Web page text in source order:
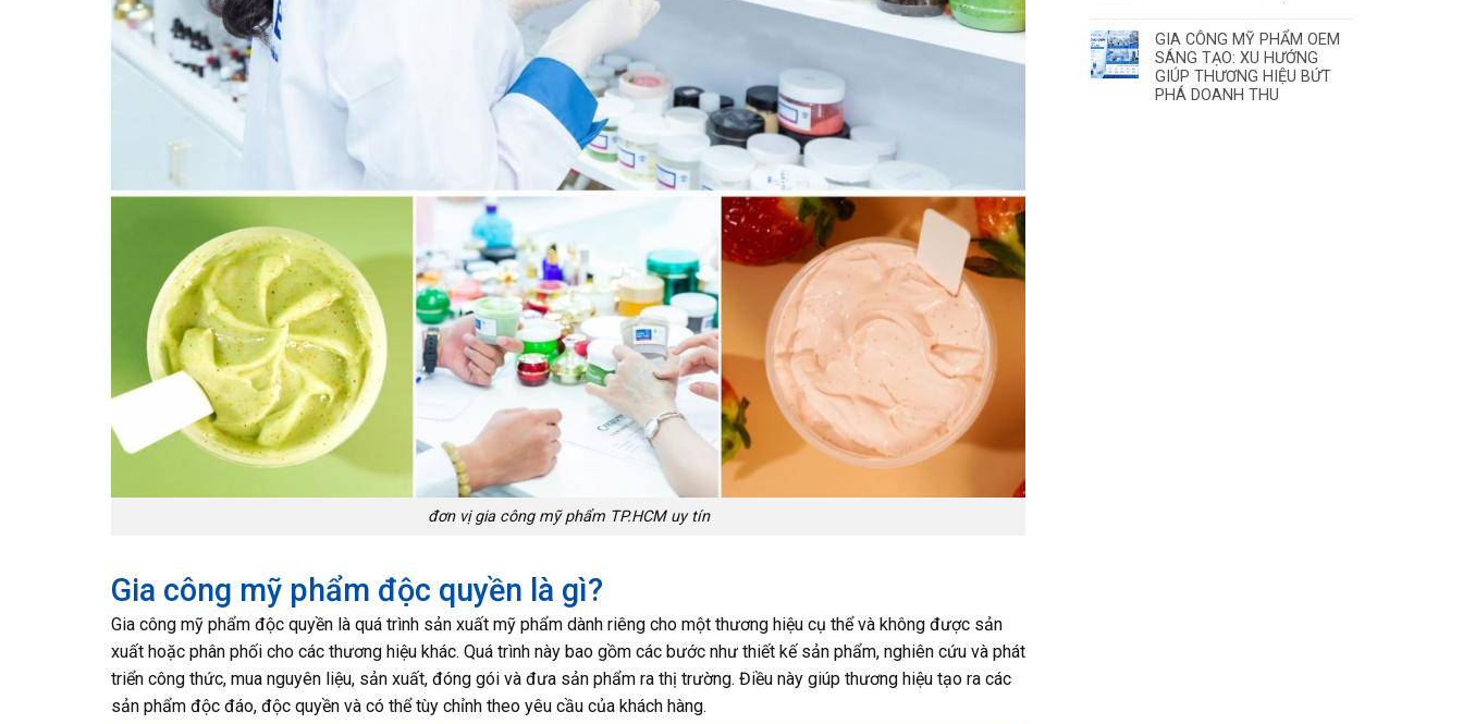
đơn vị gia công mỹ phẩm TP.HCM uy tín
Gia công mỹ phẩm độc quyền là gì?
Gia công mỹ phẩm độc quyền là quá trình sản xuất mỹ phẩm dành riêng cho một thương hiệu cụ thể và không được sản
xuất hoặc phân phối cho các thương hiệu khác. Quá trình này bao gồm các bước như thiết kế sản phẩm, nghiên cứu và phát
triển công thức, mua nguyên liệu, sản xuất, đóng gói và đưa sản phẩm ra thị trường. Điều này giúp thương hiệu tạo ra các
sản phẩm độc đáo, độc quyền và có thể tùy chỉnh theo yêu cầu của khách hàng.
GIA CÔNG MỸ PHẨM OEM
SÁNG TẠO: XU HƯỚNG
GIÚP THƯƠNG HIỆU BỨT
PHÁ DOANH THU